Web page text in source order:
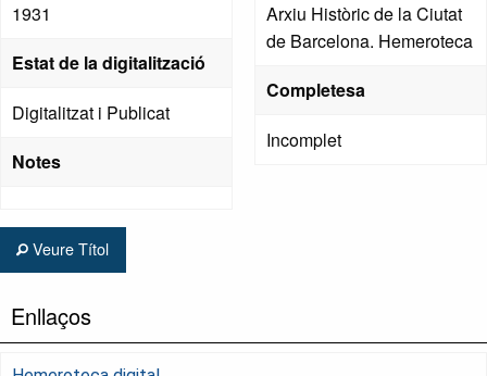
1931
Estat de la digitalització
Digitalitzat i Publicat
Notes
Arxiu Històric de la Ciutat
de Barcelona. Hemeroteca
Completesa
Incomplet
Veure Títol
Enllaços